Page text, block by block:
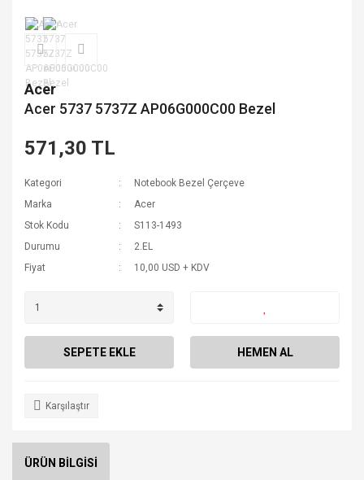
Acer
Acer 5737 5737Z AP06G000C00 Bezel
571,30 TL
Kategori
Notebook Bezel Çerçeve
Marka
Acer
Stok Kodu
S113-1493
Durumu
2.EL
Fiyat
10,00 USD + KDV
SEPETE EKLE HEMEN AL
Karşılaştır
ÜRÜN BİLGİSİ